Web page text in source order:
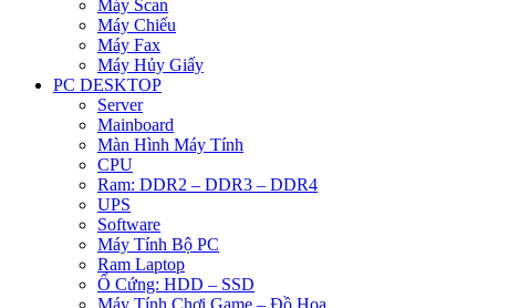
Máy Scan
Máy Chiếu
Máy Fax
Máy Hủy Giấy
PC DESKTOP
Server
Mainboard
Màn Hình Máy Tính
CPU
Ram: DDR2 – DDR3 – DDR4
UPS
Software
Máy Tính Bộ PC
Ram Laptop
Ổ Cứng: HDD – SSD
Máy Tính Chơi Game – Đồ Họa